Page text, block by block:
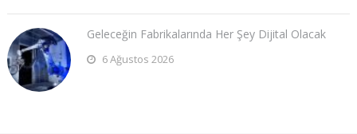
Geleceğin Fabrikalarında Her Şey Dijital Olacak
6 Ağustos 2026